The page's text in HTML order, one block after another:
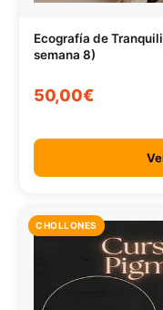
Ecografía de
semana 8)
50,00€
CHOLLONES